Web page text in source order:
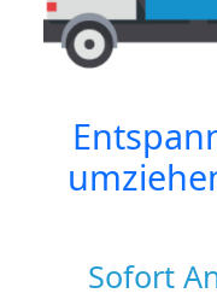
Sofort